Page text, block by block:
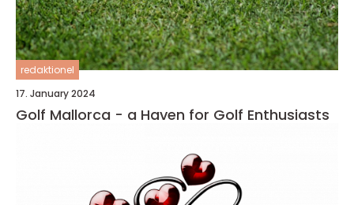
redaktionel
17. January 2024
Golf Mallorca - a Haven for Golf Enthusiasts